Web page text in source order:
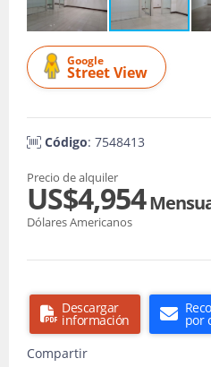
Google
Street View
Código: 7548413
Precio de alquiler
US$4,954
Dólares Americanos
Descargar
información
por
Compartir